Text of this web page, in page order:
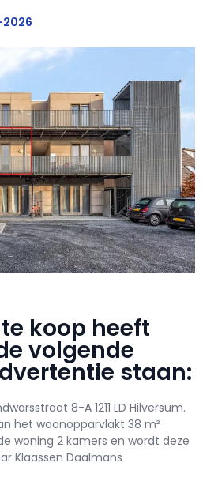
koop heeft
volgende
staan:
8-A 1211 LD Hilversum.
het woonopparvlakt 38 m²
woning 2 kamers en wordt deze
Klaassen Daalmans